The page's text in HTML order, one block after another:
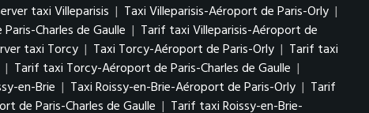
taxi Villeparisis | Taxi Villeparisis-Aéroport de Paris-Orly |
Charles de Gaulle | Tarif taxi Villeparisis-Aéroport de
taxi Torcy | Taxi Torcy-Aéroport de Paris-Orly | Tarif taxi
| Tarif taxi Torcy-Aéroport de Paris-Charles de Gaulle |
en-Brie | Taxi Roissy-en-Brie-Aéroport de Paris-Orly | Tarif
de Paris-Charles de Gaulle | Tarif taxi Roissy-en-Brie-